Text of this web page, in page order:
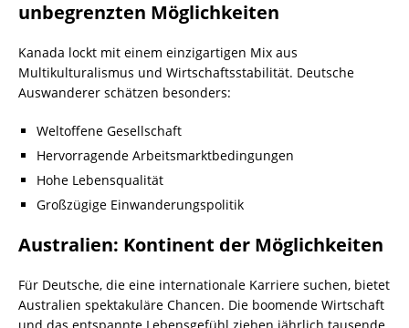
unbegrenzten Möglichkeiten
Kanada lockt mit einem einzigartigen Mix aus
Multikulturalismus und Wirtschaftsstabilität. Deutsche
Auswanderer schätzen besonders:
Weltoffene Gesellschaft
Hervorragende Arbeitsmarktbedingungen
Hohe Lebensqualität
Großzügige Einwanderungspolitik
Australien: Kontinent der Möglichkeiten
Für Deutsche, die eine internationale Karriere suchen, bietet
Australien spektakuläre Chancen. Die boomende Wirtschaft